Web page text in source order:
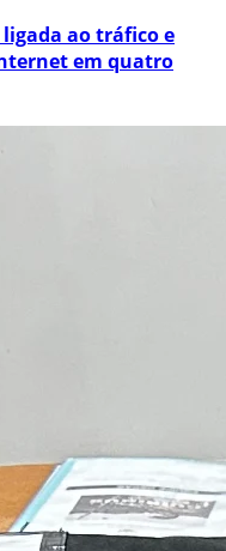
ao tráfico e
em quatro